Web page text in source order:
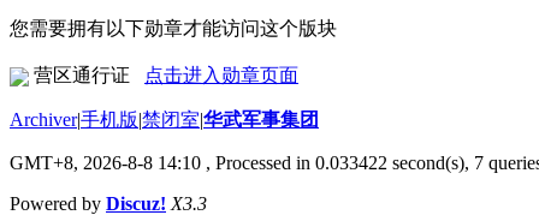
您需要拥有以下勋章才能访问这个版块
营区通行证 点击进入勋章页面
Archiver|手机版|禁闭室|华武军事集团
GMT+8, 2026-8-8 14:10 , Processed in 0.033422 second(s), 7
Powered by Discuz! X3.3